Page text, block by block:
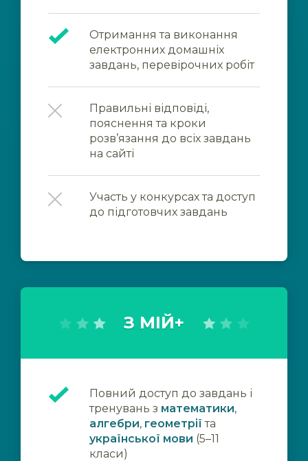
Отримання та виконання
електронних домашніх
завдань, перевірочних робіт
Правильні відповіді,
пояснення та кроки
розв’язання до всіх завдань
на сайті
Участь у конкурсах та доступ
до підготовчих завдань
З МІЙ+
Повний доступ до завдань і
тренувань з математики,
алгебри, геометрії та
української мови (5–11
класи)